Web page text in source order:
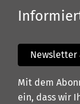
Newsletter
Mit dem
ein, dass wir